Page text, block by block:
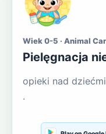
Wiek 0-5 · Animal
Pielęgnacja
opieki nad
.